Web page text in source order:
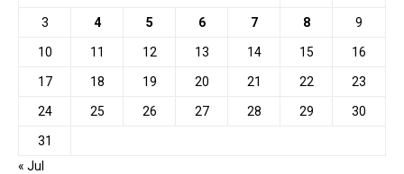
3 4 5 6 7 8 9
10 11 12 13 14 15 16
17 18 19 20 21 22 23
24 25 26 27 28 29 30
31
« Jul